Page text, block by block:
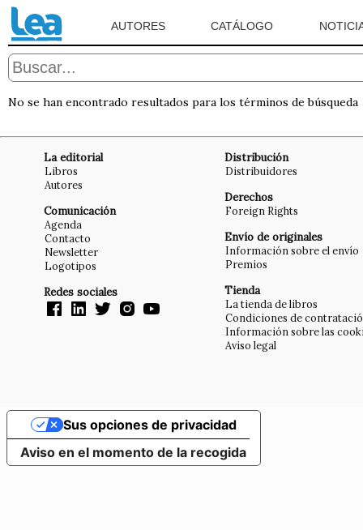
AUTORES CATÁLOGO
No se han encontrado resultados para los términos de búsqueda
La editorial
Libros
Autores
Comunicación
Agenda
Contacto
Newsletter
Logotipos
Redes sociales
Distribución
Distribuidores
Derechos
Foreign Rights
Envío de originales
Información sobre el envío
Premios
Tienda
La tienda de libros
Condiciones de
Información sobre las
Aviso legal
Aviso en el momento de la recogida
Sus opciones de privacidad